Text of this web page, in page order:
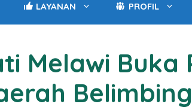
LAYANAN PROFIL
Melawi Buka